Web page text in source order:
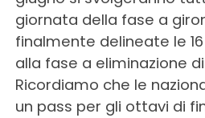
giornata della fase a
finalmente delineate le
alla fase a eliminazione
Ricordiamo che le
un pass per gli ottavi di